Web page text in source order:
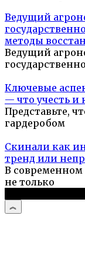
Ведущий
методы
Ведущий
Ключевые
— что учесть и
Представьте,
гардеробом
Скинали как
тренд или
В
не только